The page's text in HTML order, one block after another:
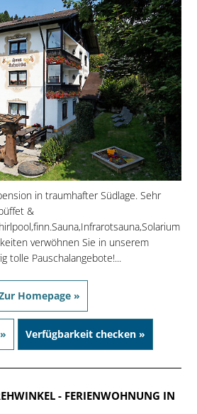
in traumhafter Südlage. Sehr
&
verwöhnen Sie in unserem
tolle Pauschalangebote!...
Homepage »
Verfügbarkeit checken »
- FERIENWOHNUNG IN